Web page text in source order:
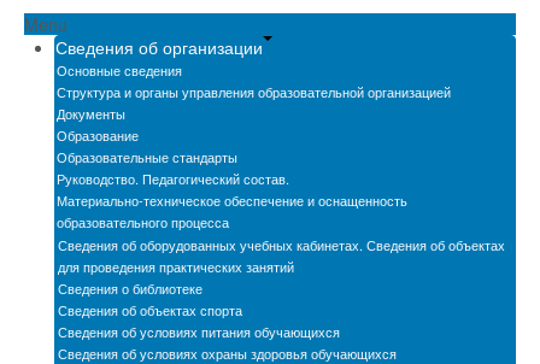
Студенту
Новости
Бассейн
Автошкола
Мастерские
Обратная связь
БПОО
Карта сайта
Menu
Сведения об организации
Основные сведения
Структура и органы управления образовательной организацией
Документы
Образование
Образовательные стандарты
Руководство. Педагогический состав.
Материально-техническое обеспечение и оснащенность
образовательного процесса
Сведения об оборудованных учебных кабинетах. Сведения об объектах
для проведения практических занятий
Сведения о библиотеке
Сведения об объектах спорта
Сведения об условиях питания обучающихся
Сведения об условиях охраны здоровья обучающихся